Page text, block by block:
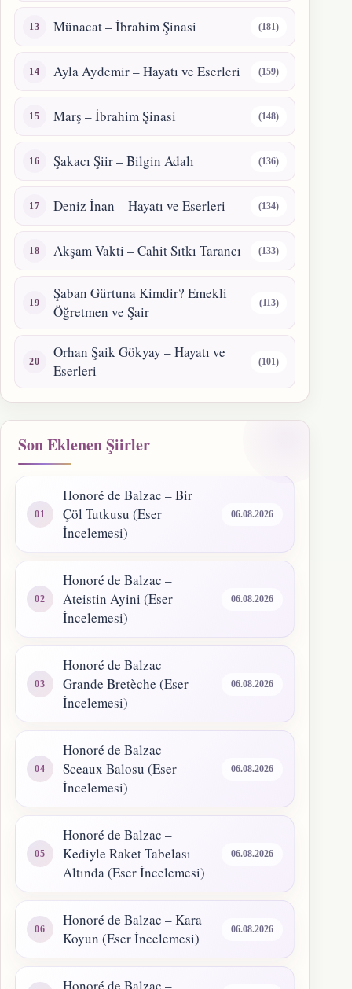
Münacat – İbrahim Şinasi (181)
Ayla Aydemir – Hayatı ve Eserleri (159)
Marş – İbrahim Şinasi (148)
Şakacı Şiir – Bilgin Adalı (136)
Deniz İnan – Hayatı ve Eserleri (134)
Akşam Vakti – Cahit Sıtkı Tarancı (133)
Şaban Gürtuna Kimdir? Emekli
Öğretmen ve Şair
(113)
Orhan Şaik Gökyay – Hayatı ve
Eserleri
(101)
Son Eklenen Şiirler
Honoré de Balzac – Bir
Çöl Tutkusu (Eser
İncelemesi)
06.08.2026
Honoré de Balzac –
Ateistin Ayini (Eser
İncelemesi)
06.08.2026
Honoré de Balzac –
Grande Bretèche (Eser
İncelemesi)
06.08.2026
Honoré de Balzac –
Sceaux Balosu (Eser
İncelemesi)
06.08.2026
Honoré de Balzac –
Kediyle Raket Tabelası
Altında (Eser İncelemesi)
06.08.2026
Honoré de Balzac – Kara
Koyun (Eser İncelemesi)
06.08.2026